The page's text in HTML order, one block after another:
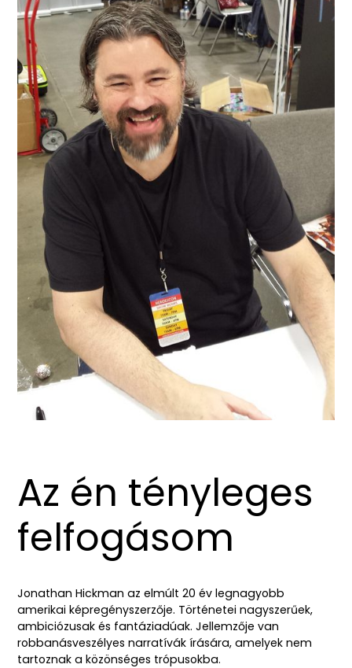
Az én tényleges
felfogásom
Jonathan Hickman az elmúlt 20 év legnagyobb
amerikai képregényszerzője. Történetei nagyszerűek,
ambiciózusak és fantáziadúak. Jellemzője van
robbanásveszélyes narratívák írására, amelyek nem
tartoznak a közönséges trópusokba.